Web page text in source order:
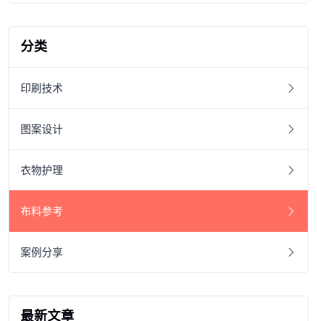
分类
印刷技术
图案设计
衣物护理
布料参考
案例分享
最新文章